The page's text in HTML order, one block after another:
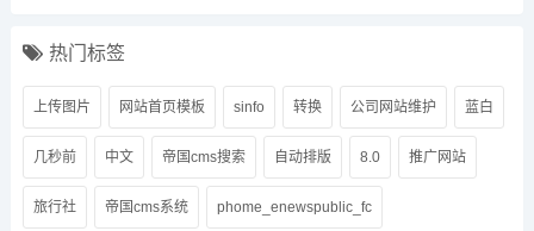
热门标签
上传图片 网站首页模板 sinfo 转换 公司网站维护 蓝白
几秒前 中文 帝国cms搜索 自动排版 8.0 推广网站
旅行社 帝国cms系统 phome_enewspublic_fc